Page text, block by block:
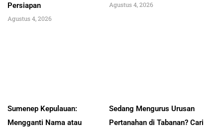
Persiapan
Agustus 4, 2026
Agustus 4, 2026
Sumenep Kepulauan:
Mengganti Nama atau
Sedang Mengurus Urusan
Pertanahan di Tabanan? Cari